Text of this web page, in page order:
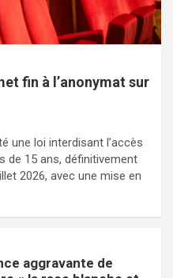
fin à l’anonymat sur
une loi interdisant l’accès
de 15 ans, définitivement
2026, avec une mise en
aggravante de